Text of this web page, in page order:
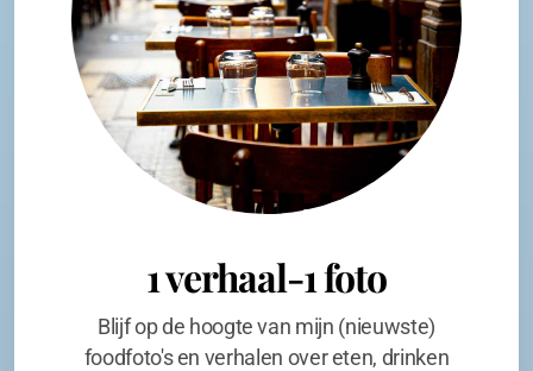
1 verhaal-1 foto
Blijf op de hoogte van mijn (nieuwste)
foodfoto's en verhalen over eten, drinken